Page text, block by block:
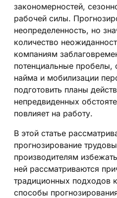
закономерностей,
рабочей силы.
неопределенность, но
количество
компаниям
потенциальные пробелы,
найма и мобилизации
подготовить планы
непредвиденных
повлияет на работу.
В этой статье
прогнозирование
производителям
ней рассматриваются
традиционных подходов
способы